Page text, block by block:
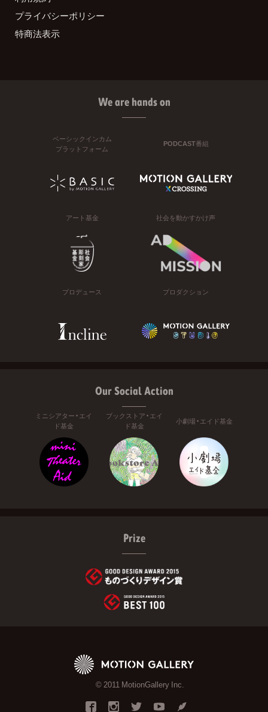
プライバシーポリシー
特商法表示
We are hands on
ベーシックインカム
プラットフォーム
PODCAST番組
アート基金 社会を動かすかけ声
プロデュース プロダクション
Our Social Action
ミニシアター・エイ
ド基金
ブックストア・エイ
ド基金
小劇場・エイド基金
Prize
© 2011 MotionGallery Inc.